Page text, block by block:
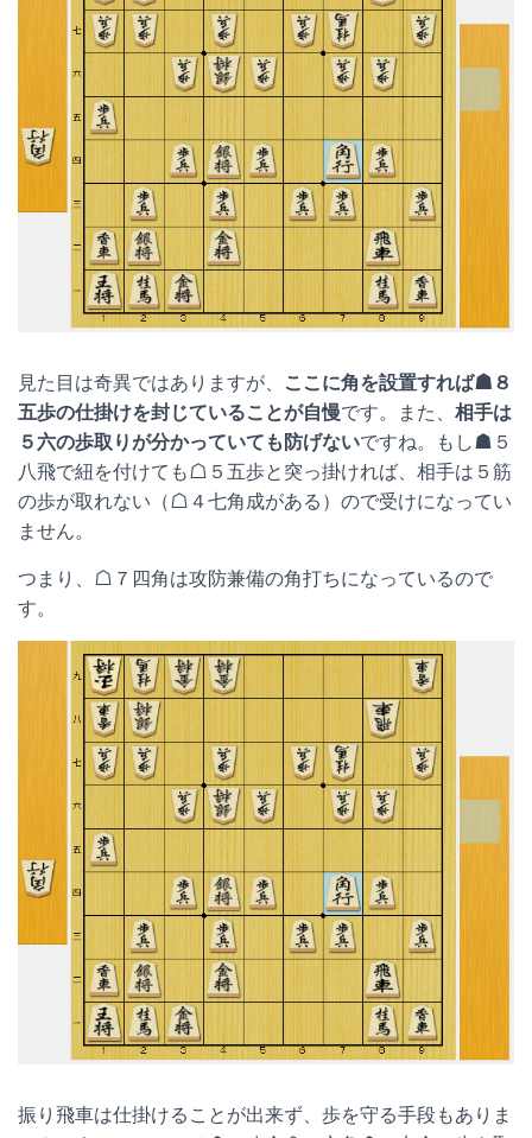
見た目は奇異ではありますが、
ここに角を設置すれば☗８
五歩の仕掛けを封じていることが自慢です。また、 相手は
５六の歩取りが分かっていても防げないですね。もし☗５
八飛で紐を付けても☖５五歩と突っ掛ければ、相手は５筋
の歩が取れない（☖４七角成がある）ので受けになってい
ません。
つまり、☖７四角は攻防兼備の角打ちになっているので
す。
振り飛車は仕掛けることが出来ず、歩を守る手段もありま